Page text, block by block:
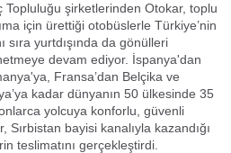
Topluluğu şirketlerinden Otokar, toplu
için ürettiği otobüslerle Türkiye’nin
sıra yurtdışında da gönülleri
devam ediyor. İspanya'dan
Fransa’dan Belçika ve
kadar dünyanın 50 ülkesinde 35
yolcuya konforlu, güvenli
bayisi kanalıyla kazandığı
teslimatını gerçekleştirdi.